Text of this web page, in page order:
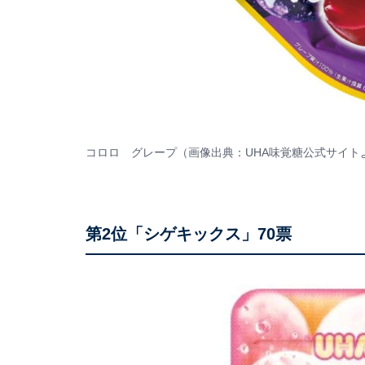
コロロ グレープ（画像出典： UHA味覚糖公式サイト
第2位「シゲキックス」70票